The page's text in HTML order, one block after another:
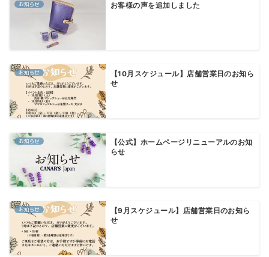
お知らせ お客様の声を追加しました
お知らせ
【10月スケジュール】店舗営業日のお知ら
せ
お知らせ
【公式】ホームページリニューアルのお知
らせ
お知らせ
【9月スケジュール】店舗営業日のお知ら
せ